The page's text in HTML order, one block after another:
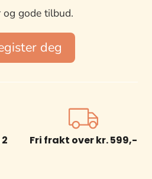
og gode tilbud.
deg
Fri frakt over kr. 599,-